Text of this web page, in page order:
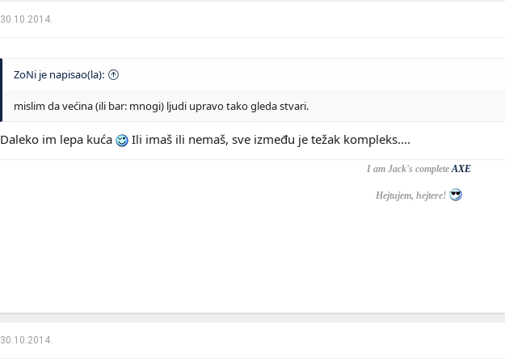
30.10.2014.
ZoNi je napisao(la):
mislim da većina (ili bar: mnogi) ljudi upravo tako gleda stvari.
Daleko im lepa kuća Ili imaš ili nemaš, sve između je težak kompleks....
I am Jack's completeAXE
Hejtujem, hejtere!
30.10.2014.